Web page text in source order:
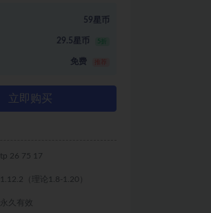
59星币
29.5星币 5折
免费
立即购买
tp 26 75 17
1.12.2（理论1.8-1.20）
永久有效